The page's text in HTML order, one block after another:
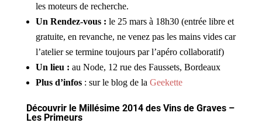
les moteurs de recherche.
Un Rendez-vous : le 25 mars à 18h30 (entrée libre et
gratuite, en revanche, ne venez pas les mains vides car
l’atelier se termine toujours par l’apéro collaboratif)
Un lieu : au Node, 12 rue des Faussets, Bordeaux
Plus d’infos: sur le blog de la Geekette
Découvrir le Millésime 2014des Vins de Graves –
Les Primeurs